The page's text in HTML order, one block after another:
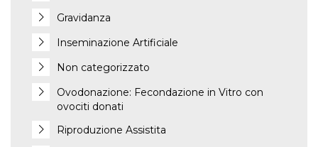
Gravidanza
Inseminazione Artificiale
Non categorizzato
Ovodonazione: Fecondazione in Vitro con
ovociti donati
Riproduzione Assistita